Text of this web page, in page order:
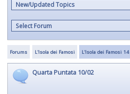
New/Updated Topics
Select Forum
Forums L'Isola dei Famosi L'Isola dei Famosi 14
Quarta Puntata 10/02